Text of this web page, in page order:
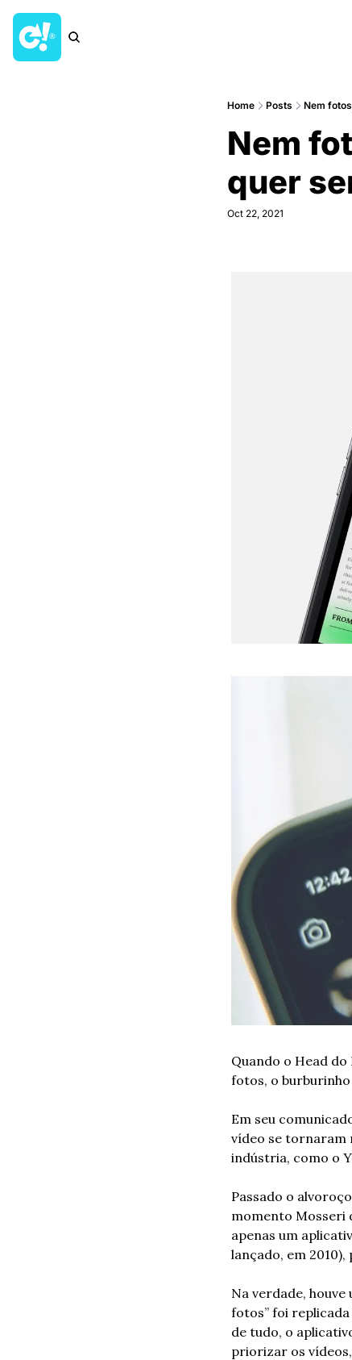
Home Posts Nem
Nem
quer
Oct 22, 2021
Quando o Head
fotos, o
Em seu
vídeo se tornaram
indústria, como o
Passado o
momento Mosseri
apenas um
lançado, em 2010),
Na verdade,
fotos” foi
de tudo, o
priorizar os